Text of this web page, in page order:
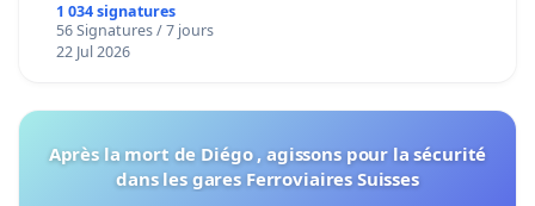
1 034 signatures
56 Signatures / 7 jours
22 Jul 2026
Après la mort de Diégo , agissons pour la sécurité
dans les gares Ferroviaires Suisses